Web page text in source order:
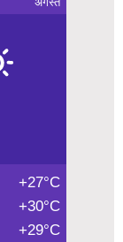
+27°C
+30°C
+29°C